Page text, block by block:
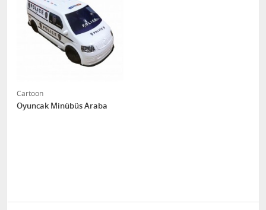
Cartoon
Oyuncak Minübüs Araba